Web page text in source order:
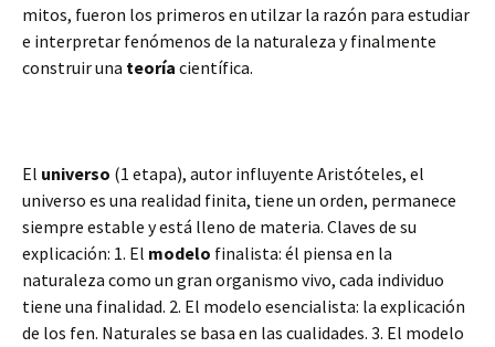
mitos, fueron los primeros en utilzar la razón para estudiar
e interpretar fenómenos de la naturaleza y finalmente
construir una teoría científica.
El universo (1 etapa), autor influyente Aristóteles, el
universo es una realidad finita, tiene un orden, permanece
siempre estable y está lleno de materia. Claves de su
explicación: 1. El modelo finalista: él piensa en la
naturaleza como un gran organismo vivo, cada individuo
tiene una finalidad. 2. El modelo esencialista: la explicación
de los fen. Naturales se basa en las cualidades. 3. El modelo